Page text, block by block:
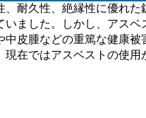
、耐久性、絶縁性に優れ
いました。しかし、アス
中皮腫などの重篤な健康
在ではアスベストの使用